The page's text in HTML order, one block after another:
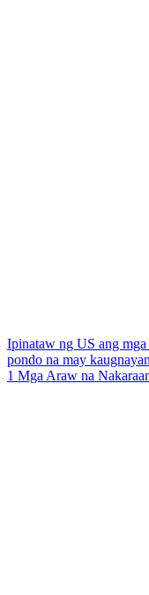
Ipinataw ng US ang mga
pondo na may
1 Mga Araw na